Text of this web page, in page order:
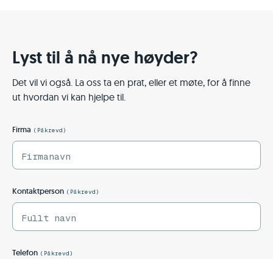
Lyst til å nå nye høyder?
Det vil vi også. La oss ta en prat, eller et møte, for å finne
ut hvordan vi kan hjelpe til.
Firma (Påkrevd)
Kontaktperson (Påkrevd)
Telefon (Påkrevd)